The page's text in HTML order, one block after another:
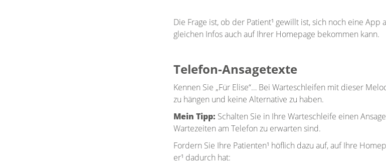
Die Frage ist, ob der Patient¹ gewillt ist, sich noch eine
gleichen Infos auch auf Ihrer Homepage bekommen kann.
Telefon-Ansagetexte
Kennen Sie „Für Elise“… Bei Warteschleifen mit dieser
zu hängen und keine Alternative zu haben.
Mein Tipp: Schalten Sie in Ihre Warteschleife einen
Wartezeiten am Telefon zu erwarten sind.
Fordern Sie Ihre Patienten¹ höflich dazu auf, auf Ihre
er¹ dadurch hat: